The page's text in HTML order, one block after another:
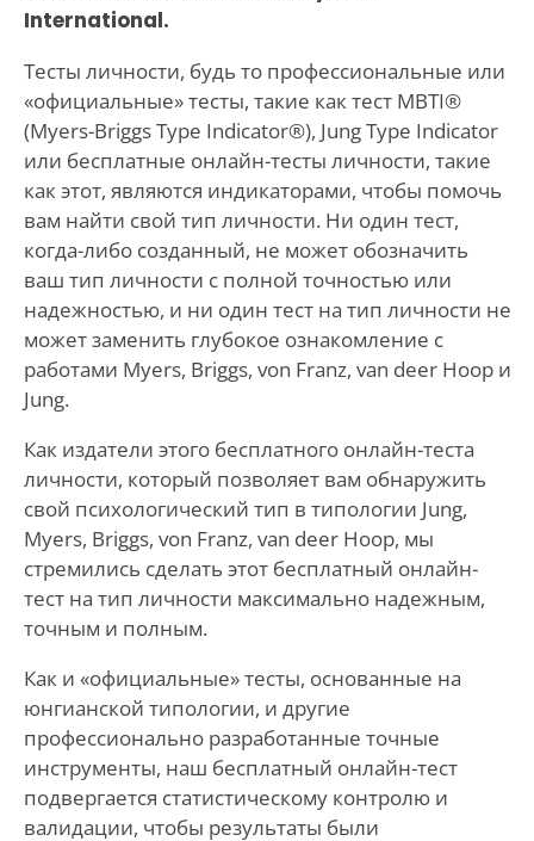
International.
Тесты личности, будь то профессиональные или
«официальные» тесты, такие как тест MBTI®
(Myers-Briggs Type Indicator®), Jung Type Indicator
или бесплатные онлайн-тесты личности, такие
как этот, являются индикаторами, чтобы помочь
вам найти свой тип личности. Ни один тест,
когда-либо созданный, не может обозначить
ваш тип личности с полной точностью или
надежностью, и ни один тест на тип личности не
может заменить глубокое ознакомление с
работами Myers, Briggs, von Franz, van deer Hoop и
Jung.
Как издатели этого бесплатного онлайн-теста
личности, который позволяет вам обнаружить
свой психологический тип в типологии Jung,
Myers, Briggs, von Franz, van deer Hoop, мы
стремились сделать этот бесплатный онлайн-
тест на тип личности максимально надежным,
точным и полным.
Как и «официальные» тесты, основанные на
юнгианской типологии, и другие
профессионально разработанные точные
инструменты, наш бесплатный онлайн-тест
подвергается статистическому контролю и
валидации, чтобы результаты были